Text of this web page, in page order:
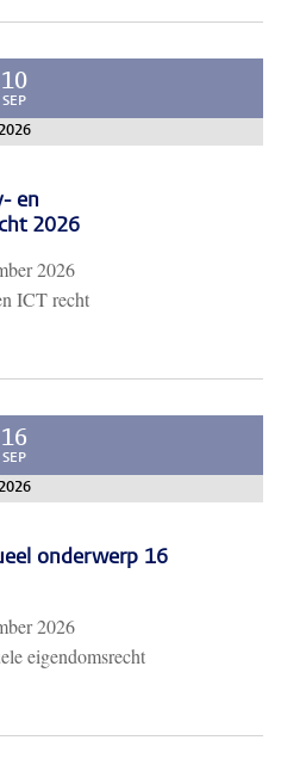
10
SEP
2026
en
2026
2026
ICT recht
16
SEP
2026
onderwerp 16
2026
eigendomsrecht